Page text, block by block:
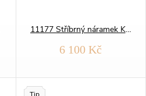
11177 Stříbrný náramek KRÁLOVSKÝ 4mm
6 100 Kč